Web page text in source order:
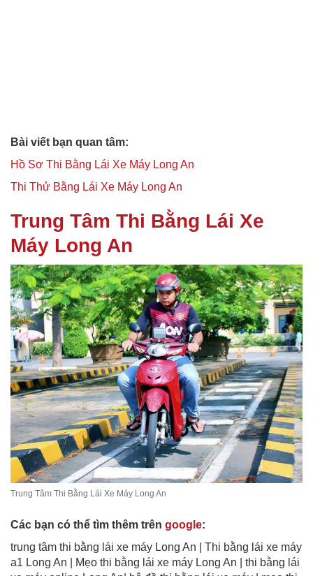
Bài viết bạn quan tâm:
Hồ Sơ Thi Bằng Lái Xe Máy Long An
Thi Thử Bằng Lái Xe Máy Long An
Trung Tâm Thi Bằng Lái Xe
Máy Long An
Trung Tâm Thi Bằng Lái Xe Máy Long An
Các bạn có thể tìm thêm trên google:
trung tâm thi bằng lái xe máy Long An | Thi bằng lái xe máy
a1 Long An | Mẹo thi bằng lái xe máy Long An | thi bằng lái